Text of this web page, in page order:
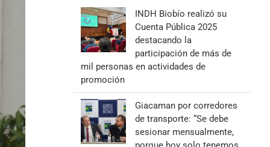
INDH Biobío realizó su
Cuenta Pública 2025
destacando la
participación de más de
mil personas en actividades de
promoción
Giacaman por corredores
de transporte: “Se debe
sesionar mensualmente,